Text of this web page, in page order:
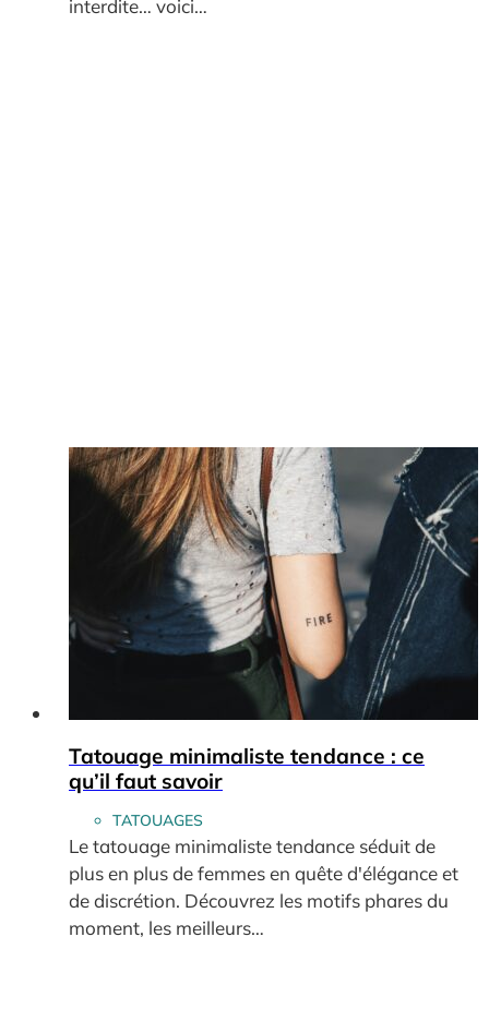
interdite… voici…
Tatouage minimaliste tendance : ce
qu’il faut savoir
TATOUAGES
Le tatouage minimaliste tendance séduit de
plus en plus de femmes en quête d'élégance et
de discrétion. Découvrez les motifs phares du
moment, les meilleurs…